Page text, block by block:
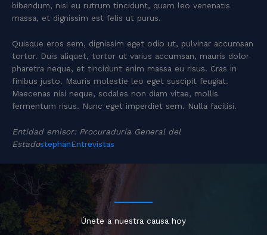
bibendum, nisi eu rutrum tincidunt, quam leo venenatis
massa, et dignissim est felis ut purus.
Quisque eros sem, dignissim eget odio ut, pulvinar accumsan
tortor. Duis aliquet, tortor ut varius accumsan, mauris dolor
pharetra neque, et tincidunt enim massa eu risus. Cras in
finibus justo. Mauris molestie leo eget suscipit feugiat.
Maecenas nisi neque, sodales non diam vitae, mollis
fermentum risus. Nunc eget imperdiet sem. Nulla facilisi.
Entidad emisor: Procuraduría General del
EstadostephanEntrevistas
Únete a nuestra causa hoy